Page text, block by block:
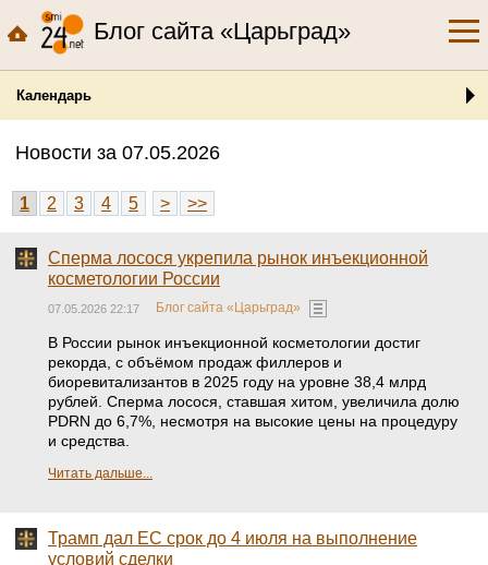
Блог сайта «Царьград»
Календарь
Новости за 07.05.2026
1 2 3 4 5 > >>
Сперма лосося укрепила рынок инъекционной
косметологии России
07.05.2026 22:17 Блог сайта «Царьград»
В России рынок инъекционной косметологии достиг
рекорда, с объёмом продаж филлеров и
биоревитализантов в 2025 году на уровне 38,4 млрд
рублей. Сперма лосося, ставшая хитом, увеличила долю
PDRN до 6,7%, несмотря на высокие цены на процедуру
и средства.
Читать дальше...
Трамп дал ЕС срок до 4 июля на выполнение
условий сделки